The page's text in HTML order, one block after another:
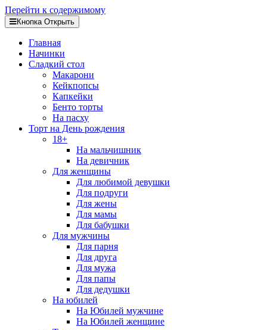
Перейти к содержимому
Кнопка Открыть
Главная
Начинки
Сладкий стол
Макарони
Кейкпопсы
Капкейки
Бенто торты
На пасху
Торт на День рождения
18+
На мальчишник
На девичник
Для женщины
Для любимой девушки
Для подруги
Для жены
Для мамы
Для бабушки
Для мужчины
Для парня
Для друга
Для мужа
Для папы
Для дедушки
На юбилей
На Юбилей мужчине
На Юбилей женщине